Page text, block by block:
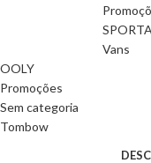
Vans
OOLY
Promoções
Sem categoria
Tombow